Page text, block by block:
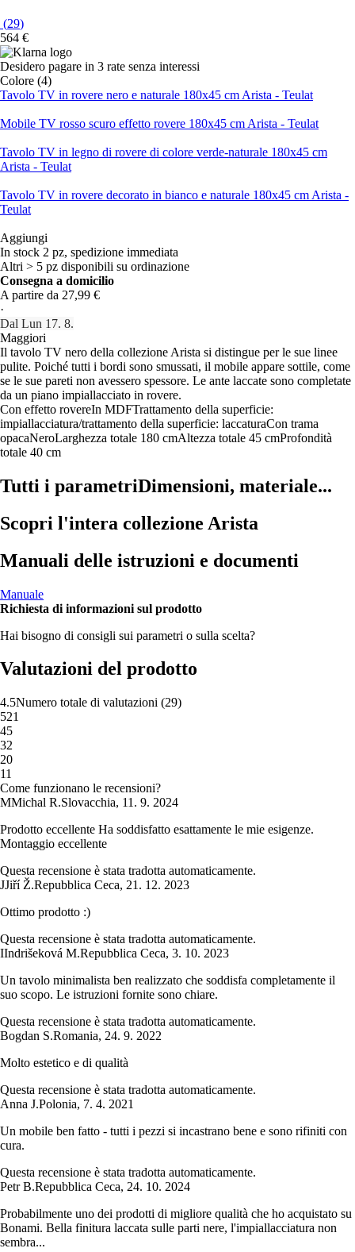
(29)
564 €
Desidero pagare in 3 rate senza interessi
Colore (4)
Tavolo TV in rovere nero e naturale 180x45 cm Arista - Teulat
Mobile TV rosso scuro effetto rovere 180x45 cm Arista - Teulat
Tavolo TV in legno di rovere di colore verde-naturale 180x45 cm
Arista - Teulat
Tavolo TV in rovere decorato in bianco e naturale 180x45 cm Arista -
Teulat
Aggiungi
In stock 2 pz, spedizione immediata
Altri > 5 pz disponibili su ordinazione
Consegna a domicilio
A partire da 27,99 €
·
Dal Lun 17. 8.
Maggiori
Il tavolo TV nero della collezione Arista si distingue per le sue linee
pulite. Poiché tutti i bordi sono smussati, il mobile appare sottile, come
se le sue pareti non avessero spessore. Le ante laccate sono completate
da un piano impiallacciato in rovere.
Con effetto rovereIn MDFTrattamento della superficie:
impiallacciatura/trattamento della superficie: laccaturaCon trama
opacaNeroLarghezza totale 180 cmAltezza totale 45 cmProfondità
totale 40 cm
Tutti i parametriDimensioni, materiale...
Scopri l'intera collezione Arista
Manuali delle istruzioni e documenti
Manuale
Richiesta di informazioni sul prodotto
Hai bisogno di consigli sui parametri o sulla scelta?
Valutazioni del prodotto
4.5Numero totale di valutazioni (29)
521
45
32
20
11
Come funzionano le recensioni?
MMichal R.Slovacchia, 11. 9. 2024
Prodotto eccellente Ha soddisfatto esattamente le mie esigenze.
Montaggio eccellente
Questa recensione è stata tradotta automaticamente.
JJiří Ž.Repubblica Ceca, 21. 12. 2023
Ottimo prodotto :)
Questa recensione è stata tradotta automaticamente.
IIndrišeková M.Repubblica Ceca, 3. 10. 2023
Un tavolo minimalista ben realizzato che soddisfa completamente il
suo scopo. Le istruzioni fornite sono chiare.
Questa recensione è stata tradotta automaticamente.
Bogdan S.Romania, 24. 9. 2022
Molto estetico e di qualità
Questa recensione è stata tradotta automaticamente.
Anna J.Polonia, 7. 4. 2021
Un mobile ben fatto - tutti i pezzi si incastrano bene e sono rifiniti con
cura.
Questa recensione è stata tradotta automaticamente.
Petr B.Repubblica Ceca, 24. 10. 2024
Probabilmente uno dei prodotti di migliore qualità che ho acquistato su
Bonami. Bella finitura laccata sulle parti nere, l'impiallacciatura non
sembra...